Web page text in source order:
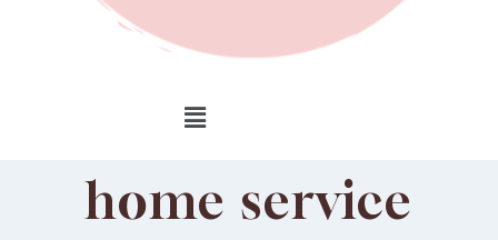
home service